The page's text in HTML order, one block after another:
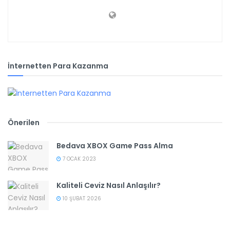
İnternetten Para Kazanma
Önerilen
Bedava XBOX Game Pass Alma
7 OCAK 2023
Kaliteli Ceviz Nasıl Anlaşılır?
10 ŞUBAT 2026